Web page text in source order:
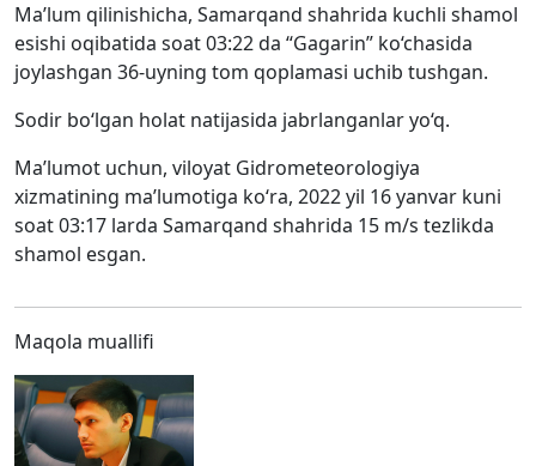
Ma’lum qilinishicha, Samarqand shahrida kuchli shamol
esishi oqibatida soat 03:22 da “Gagarin” ko‘chasida
joylashgan 36-uyning tom qoplamasi uchib tushgan.
Sodir bo‘lgan holat natijasida jabrlanganlar yo‘q.
Ma’lumot uchun, viloyat Gidrometeorologiya
xizmatining ma’lumotiga ko‘ra, 2022 yil 16 yanvar kuni
soat 03:17 larda Samarqand shahrida 15 m/s tezlikda
shamol esgan.
Maqola muallifi